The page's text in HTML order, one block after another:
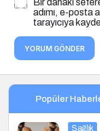
Bir dahaki
adımı, e-posta
tarayıcıya
YORUM GÖNDER
Popüler
Sağlık